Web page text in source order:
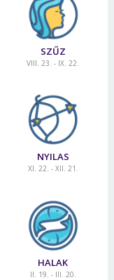
SZŰZ
VIII. 23. - IX. 22.
NYILAS
XI. 22. - XII. 21.
HALAK
II. 19. - III. 20.